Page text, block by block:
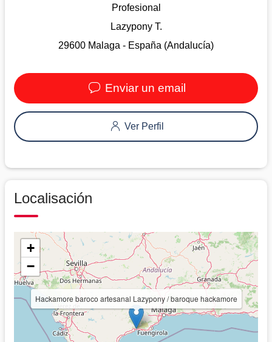
Profesional
Lazypony T.
29600 Malaga - España (Andalucía)
Enviar un email
Ver Perfil
Localisación
Hackamore baroco artesanal Lazypony / baroque hackamore
+
−